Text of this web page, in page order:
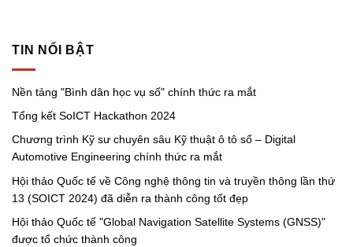
TIN NỔI BẬT
Nền tảng "Bình dân học vụ số" chính thức ra mắt
Tổng kết SoICT Hackathon 2024
Chương trình Kỹ sư chuyên sâu Kỹ thuật ô tô số – Digital
Automotive Engineering chính thức ra mắt
Hội thảo Quốc tế về Công nghệ thông tin và truyền thông lần thứ
13 (SOICT 2024) đã diễn ra thành công tốt đẹp
Hội thảo Quốc tế "Global Navigation Satellite Systems (GNSS)"
được tổ chức thành công